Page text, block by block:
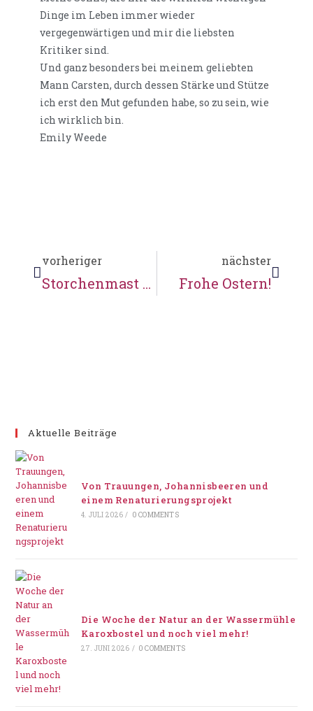
Dinge im Leben immer wieder
vergegenwärtigen und mir die liebsten
Kritiker sind.
Und ganz besonders bei meinem geliebten
Mann Carsten, durch dessen Stärke und Stütze
ich erst den Mut gefunden habe, so zu sein, wie
ich wirklich bin.
Emily Weede
vorheriger
Storchenmast und Mühlenrallye
nächster
Frohe Ostern!
Aktuelle Beiträge
Von Trauungen, Johannisbeeren und
einem Renaturierungsprojekt
4. JULI 2026 / 0 COMMENTS
Die Woche der Natur an der Wassermühle
Karoxbostel und noch viel mehr!
27. JUNI 2026 / 0 COMMENTS